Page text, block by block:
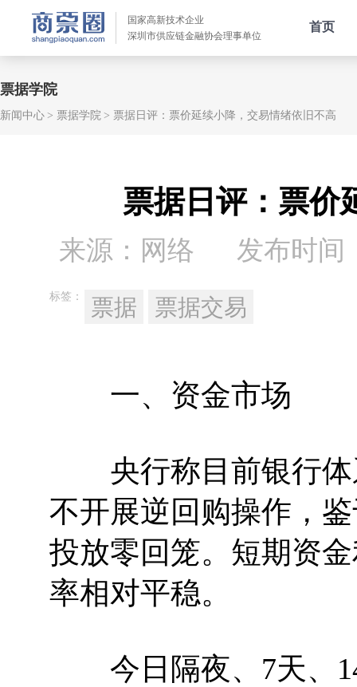
国家高新技术企业
深圳市供应链金融协会理事单位
首页
票据学院
新闻中心 票据学院 票据日评：票价延续小降，交易情绪依旧不高
票据日评：票价
来源：网络 发布时间
标签： 票据 票据交易
一、资金市场
央行称目前银行体
不开展逆回购操作，
投放零回笼。短期资
率相对平稳。
今日隔夜、7天、14